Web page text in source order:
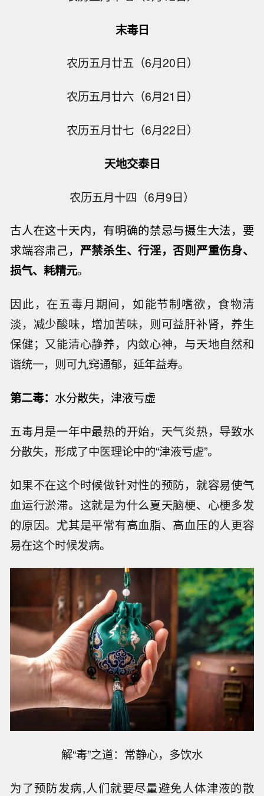
末毒日
农历五月廿五（6月20日）
农历五月廿六（6月21日）
农历五月廿七（6月22日）
天地交泰日
农历五月十四（6月9日）
古人在这十天内，有明确的禁忌与摄生大法，要
求端容肃己， 严禁杀生、行淫，否则严重伤身、
损气、耗精元。
因此，在五毒月期间，如能节制嗜欲，食物清
淡，减少酸味，增加苦味，则可益肝补肾，养生
保健；又能清心静养，内敛心神，与天地自然和
谐统一，则可九窍通郁，延年益寿。
第二毒： 水分散失，津液亏虚
五毒月是一年中最热的开始，天气炎热，导致水
分散失，形成了中医理论中的“津液亏虚”。
如果不在这个时候做针对性的预防，就容易使气
血运行淤滞。这就是为什么夏天脑梗、心梗多发
的原因。尤其是平常有高血脂、高血压的人更容
易在这个时候发病。
解“毒”之道：常静心，多饮水
为了预防发病,人们就要尽量避免人体津液的散